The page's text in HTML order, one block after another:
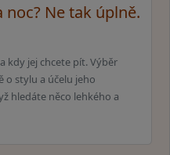
noc? Ne tak úplně.
kdy jej chcete pít. Výběr
o stylu a účelu jeho
hledáte něco lehkého a